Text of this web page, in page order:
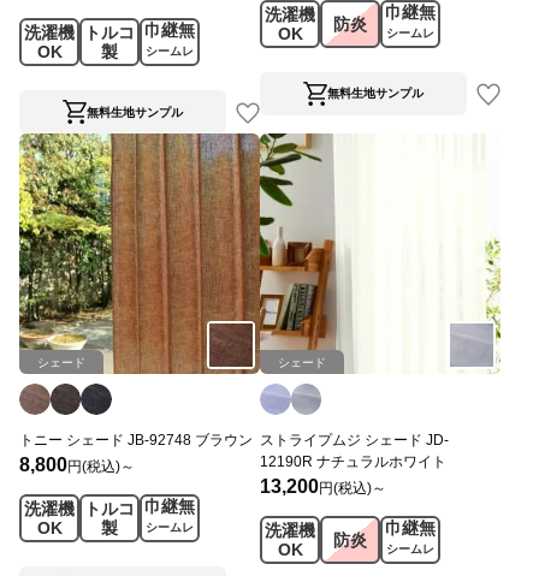
洗濯機
OK
トルコ
製
巾継無
シームレ
ス
無料生地サンプル
洗濯機
OK
防炎
巾継無
シームレ
ス
無料生地サンプル
シェード
トニー シェード JB-92748 ブラウン
8,800円(税込)～
洗濯機
OK
トルコ
製
巾継無
シームレ
ス
シェード
ストライプムジ シェード JD-
12190R ナチュラルホワイト
13,200円(税込)～
洗濯機
OK
防炎
巾継無
シームレ
ス